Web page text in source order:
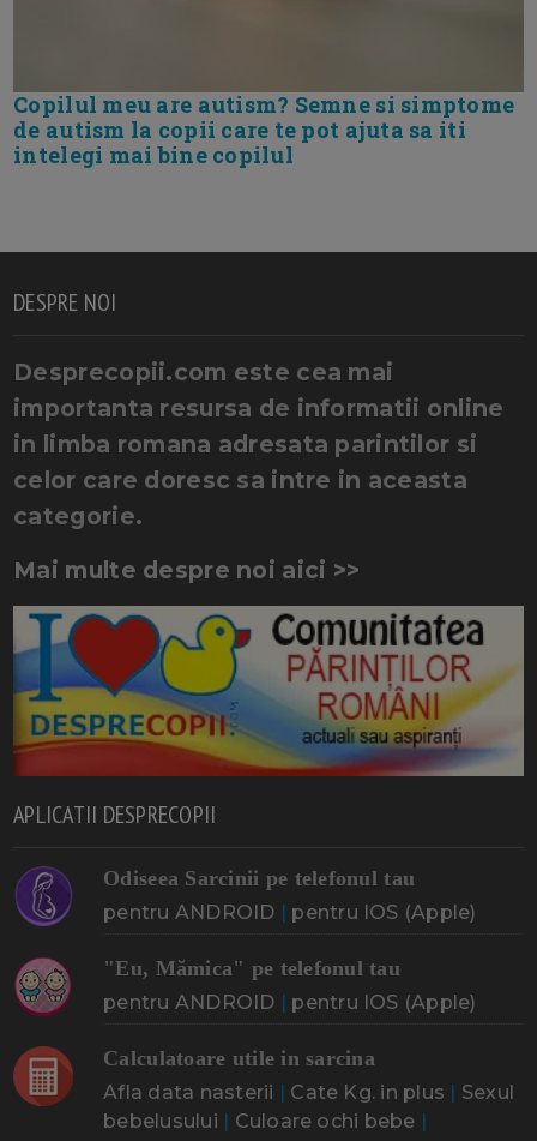
Copilul meu are autism? Semne si simptome
de autism la copii care te pot ajuta sa iti
intelegi mai bine copilul
DESPRE NOI
Desprecopii.com este cea mai
importanta resursa de informatii online
in limba romana adresata parintilor si
celor care doresc sa intre in aceasta
categorie.
Mai multe despre noi aici >>
APLICATII DESPRECOPII
Odiseea Sarcinii pe telefonul tau
pentru ANDROID | pentru IOS (Apple)
"Eu, Mămica" pe telefonul tau
pentru ANDROID | pentru IOS (Apple)
Calculatoare utile in sarcina
Afla data nasterii | Cate Kg. in plus | Sexul
bebelusului | Culoare ochi bebe |